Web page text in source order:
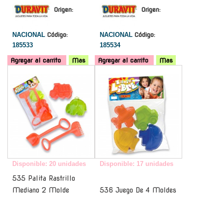
Origen:
NACIONAL Código:
185533
Agregar al carrito Mas
Origen:
NACIONAL Código:
185534
Agregar al carrito
Mas
Disponible: 20 unidades
535 Palita Rastrillo
Mediano 2 Molde
Disponible: 17 unidades
536 Juego De 4 Moldes